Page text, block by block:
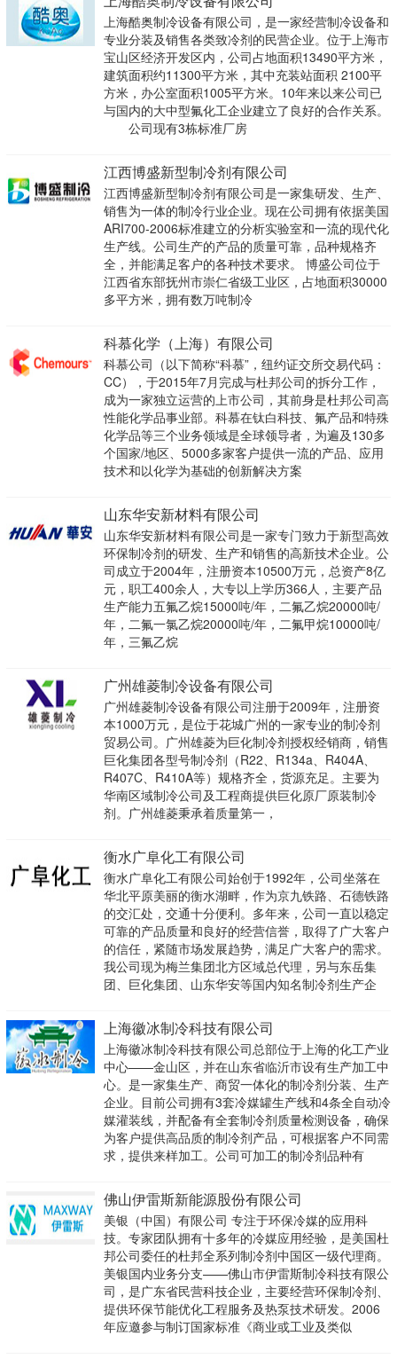
上海酷奥制冷设备有限公司，是一家经营制冷设备和
专业分装及销售各类致冷剂的民营企业。位于上海市
宝山区经济开发区内，公司占地面积13490平方米，
建筑面积约11300平方米，其中充装站面积 2100平
方米，办公室面积1005平方米。10年来以来公司已
与国内的大中型氟化工企业建立了良好的合作关系。
公司现有3栋标准厂房
江西博盛新型制冷剂有限公司
江西博盛新型制冷剂有限公司是一家集研发、生产、
销售为一体的制冷行业企业。现在公司拥有依据美国
ARI700-2006标准建立的分析实验室和一流的现代化
生产线。公司生产的产品的质量可靠，品种规格齐
全，并能满足客户的各种技术要求。 博盛公司位于
江西省东部抚州市崇仁省级工业区，占地面积30000
多平方米，拥有数万吨制冷
科慕化学（上海）有限公司
科慕公司（以下简称“科慕”，纽约证交所交易代码：
CC），于2015年7月完成与杜邦公司的拆分工作，
成为一家独立运营的上市公司，其前身是杜邦公司高
性能化学品事业部。科慕在钛白科技、氟产品和特殊
化学品等三个业务领域是全球领导者，为遍及130多
个国家/地区、5000多家客户提供一流的产品、应用
技术和以化学为基础的创新解决方案
山东华安新材料有限公司
山东华安新材料有限公司是一家专门致力于新型高效
环保制冷剂的研发、生产和销售的高新技术企业。公
司成立于2004年，注册资本10500万元，总资产8亿
元，职工400余人，大专以上学历366人，主要产品
生产能力五氟乙烷15000吨/年，二氟乙烷20000吨/
年，二氟一氯乙烷20000吨/年，二氟甲烷10000吨/
年，三氟乙烷
广州雄菱制冷设备有限公司
广州雄菱制冷设备有限公司注册于2009年，注册资
本1000万元，是位于花城广州的一家专业的制冷剂
贸易公司。广州雄菱为巨化制冷剂授权经销商，销售
巨化集团各型号制冷剂（R22、R134a、R404A、
R407C、R410A等）规格齐全，货源充足。主要为
华南区域制冷公司及工程商提供巨化原厂原装制冷
剂。广州雄菱秉承着质量第一，
衡水广阜化工有限公司
衡水广阜化工有限公司始创于1992年，公司坐落在
华北平原美丽的衡水湖畔，作为京九铁路、石德铁路
的交汇处，交通十分便利。多年来，公司一直以稳定
可靠的产品质量和良好的经营信誉，取得了广大客户
的信任，紧随市场发展趋势，满足广大客户的需求。
我公司现为梅兰集团北方区域总代理，另与东岳集
团、巨化集团、山东华安等国内知名制冷剂生产企
上海徽冰制冷科技有限公司
上海徽冰制冷科技有限公司总部位于上海的化工产业
中心——金山区，并在山东省临沂市设有生产加工中
心。是一家集生产、商贸一体化的制冷剂分装、生产
企业。目前公司拥有3套冷媒罐生产线和4条全自动冷
媒灌装线，并配备有全套制冷剂质量检测设备，确保
为客户提供高品质的制冷剂产品，可根据客户不同需
求，提供来样加工。公司可加工的制冷剂品种有
佛山伊雷斯新能源股份有限公司
美银（中国）有限公司 专注于环保冷媒的应用科
技。专家团队拥有十多年的冷媒应用经验，是美国杜
邦公司委任的杜邦全系列制冷剂中国区一级代理商。
美银国内业务分支——佛山市伊雷斯制冷科技有限公
司，是广东省民营科技企业，主要经营环保制冷剂、
提供环保节能优化工程服务及热泵技术研发。2006
年应邀参与制订国家标准《商业或工业及类似